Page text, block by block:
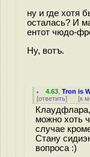
ну и где хотя
осталась? И
ентот чюдо-
Ну, вотъ.
4.63 ,Tron is
[ответить] [к
можно хоть
случае
Стану
вопроса :)